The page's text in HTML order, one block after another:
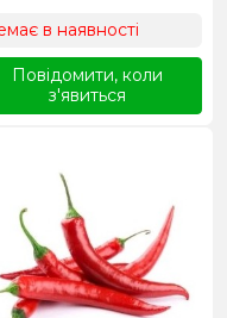
в наявності
Повідомити, коли
з'явиться